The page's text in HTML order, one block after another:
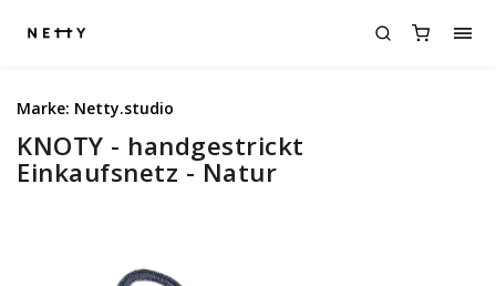
KNOTY - handgestrickt
Einkaufsnetz - Natur
Marke: Netty.studio